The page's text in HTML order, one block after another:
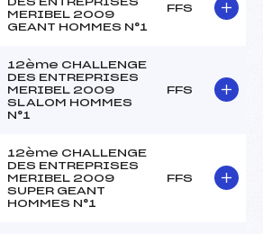
MERIBEL 2009
GEANT HOMMES N°1
FFS
12ème CHALLENGE
DES ENTREPRISES
MERIBEL 2009
SLALOM HOMMES
N°1
FFS
12ème CHALLENGE
DES ENTREPRISES
MERIBEL 2009
SUPER GEANT
HOMMES N°1
FFS